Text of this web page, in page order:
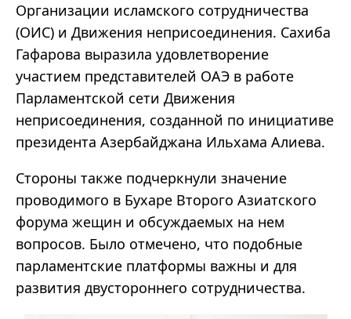
Организации исламского сотрудничества
(ОИС) и Движения неприсоединения. Сахиба
Гафарова выразила удовлетворение
участием представителей ОАЭ в работе
Парламентской сети Движения
неприсоединения, созданной по инициативе
президента Азербайджана Ильхама Алиева.
Стороны также подчеркнули значение
проводимого в Бухаре Второго Азиатского
форума жещин и обсуждаемых на нем
вопросов. Было отмечено, что подобные
парламентские платформы важны и для
развития двустороннего сотрудничества.